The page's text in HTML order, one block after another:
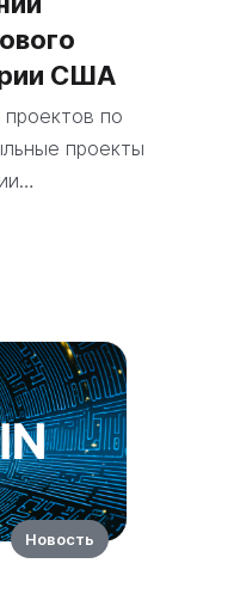
США
по
проекты
Новость